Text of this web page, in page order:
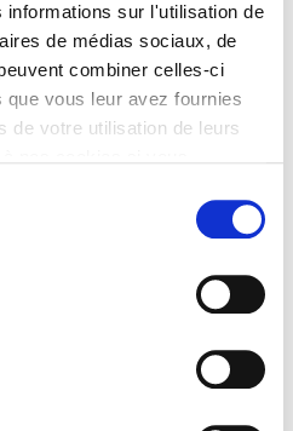
informations sur l'utilisation de
de médias sociaux, de
combiner celles-ci
vous leur avez fournies
de votre utilisation de leurs
Leaders
Leaders
Leaders – Poursuivre votre